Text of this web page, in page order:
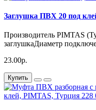
Заглушка ПВХ 20 под
Производитель PIMTAS
заглушкаДиаметр
23.00р.
Купить